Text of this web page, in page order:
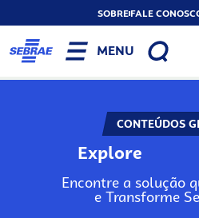
SOBREFALE
MENU
CONTEÚDOS
Explore
Encontre a solução
e Transforme